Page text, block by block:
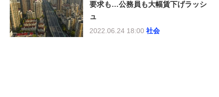
要求も…公務員も大幅賃下げラッシ
ュ
2022.06.24 18:00 社会